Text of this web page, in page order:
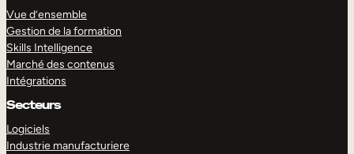
Vue d’ensemble
Gestion de la formation
Skills Intelligence
Marché des contenus
Intégrations
Secteurs
Logiciels
Industrie manufacturiere